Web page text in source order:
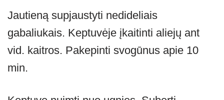
Jautieną supjaustyti nedideliais
gabaliukais. Keptuvėje įkaitinti aliejų ant
vid. kaitros. Pakepinti svogūnus apie 10
min.